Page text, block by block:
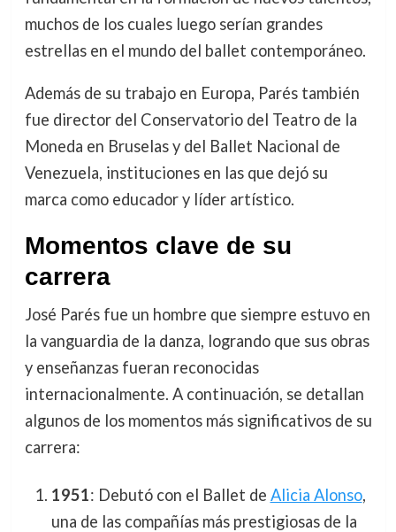
muchos de los cuales luego serían grandes
estrellas en el mundo del ballet contemporáneo.
Además de su trabajo en Europa, Parés también
fue director del Conservatorio del Teatro de la
Moneda en Bruselas y del Ballet Nacional de
Venezuela, instituciones en las que dejó su
marca como educador y líder artístico.
Momentos clave de su
carrera
José Parés fue un hombre que siempre estuvo en
la vanguardia de la danza, logrando que sus obras
y enseñanzas fueran reconocidas
internacionalmente. A continuación, se detallan
algunos de los momentos más significativos de su
carrera:
1951: Debutó con el Ballet de Alicia Alonso,
una de las compañías más prestigiosas de la